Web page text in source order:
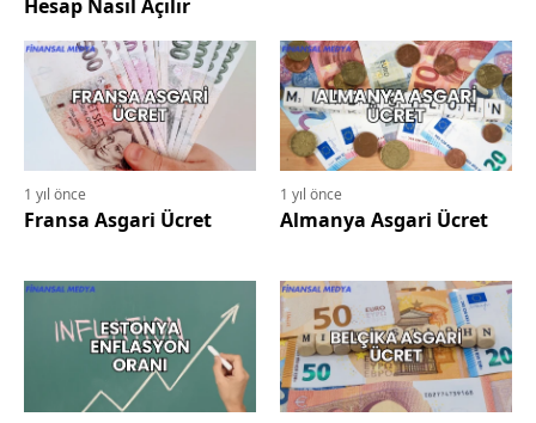
Hesap Nasıl Açılır
1 yıl önce
Fransa Asgari Ücret
1 yıl önce
Almanya Asgari Ücret